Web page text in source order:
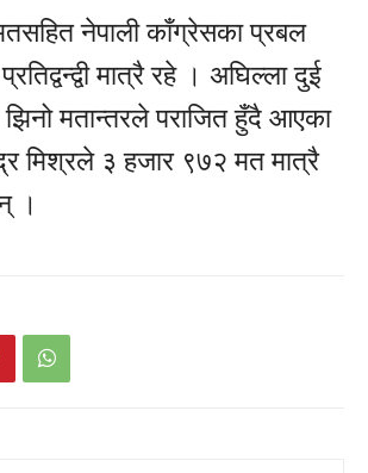
नेपाली काँग्रेसका प्रबल
मात्रै रहे । अघिल्ला दुई
झिनो मतान्तरले पराजित हुँदै आएका
मिश्रले ३ हजार ९७२ मत मात्रै
।